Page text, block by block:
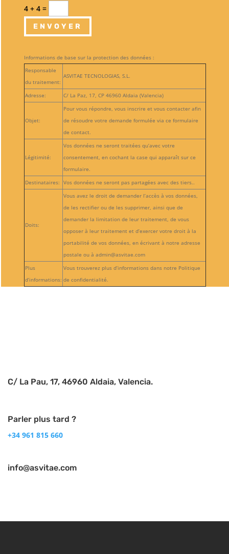
4 + 4=
ENVOYER
Informations de base sur la protection des données :
Responsable
du traitement:
ASVITAE TECNOLOGIAS, S.L.
Adresse: C/ La Paz, 17, CP 46960 Aldaia (Valencia)
Objet:
Pour vous répondre, vous inscrire et vous contacter afin
de résoudre votre demande formulée via ce formulaire
de contact.
Légitimité:
Vos données ne seront traitées qu’avec votre
consentement, en cochant la case qui apparaît sur ce
formulaire.
Destinataires: Vos données ne seront pas partagées avec des tiers..
Doits:
Vous avez le droit de demander l’accès à vos données,
de les rectifier ou de les supprimer, ainsi que de
demander la limitation de leur traitement, de vous
opposer à leur traitement et d’exercer votre droit à la
portabilité de vos données, en écrivant à notre adresse
postale ou à admin@asvitae.com
Plus
d’informations:
Vous trouverez plus d’informations dans notre Politique
de confidentialité.
C/ La Pau, 17, 46960 Aldaia, Valencia.
Parler plus tard ?
+34 961 815 660
info@asvitae.com